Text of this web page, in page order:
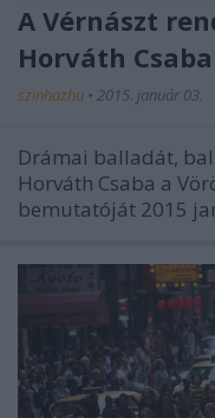
A Vérnászt
Horváth Csaba
szinhazhu • 2015. január 03.
Drámai balladát,
Horváth Csaba a
bemutatóját 2015